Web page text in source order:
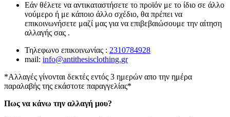
Εάν θέλετε να αντικαταστήσετε το προϊόν με το ίδιο σε άλλο
νούμερο ή με κάποιο άλλο σχέδιο, θα πρέπει να
επικοινωνήσετε μαζί μας για να επιβεβαιώσουμε την αίτηση
αλλαγής σας .
Τηλεφωνο επικοινωνίας : 2310784928
mail: info@antithesisclothing.gr
*Αλλαγές γίνονται δεκτές εντός 3 ημερών απο την ημέρα
παραλαβής της εκάστοτε παραγγελίας*
Πως να κάνω την αλλαγή μου?